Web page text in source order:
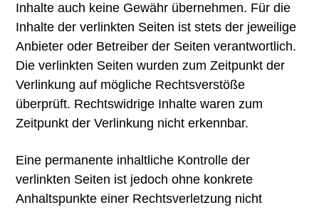
Inhalte auch keine Gewähr übernehmen. Für die
Inhalte der verlinkten Seiten ist stets der jeweilige
Anbieter oder Betreiber der Seiten verantwortlich.
Die verlinkten Seiten wurden zum Zeitpunkt der
Verlinkung auf mögliche Rechtsverstöße
überprüft. Rechtswidrige Inhalte waren zum
Zeitpunkt der Verlinkung nicht erkennbar.
Eine permanente inhaltliche Kontrolle der
verlinkten Seiten ist jedoch ohne konkrete
Anhaltspunkte einer Rechtsverletzung nicht